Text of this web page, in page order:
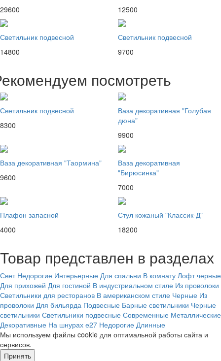
29600
12500
Светильник подвесной
14800
Светильник подвесной
9700
посмотреть
Светильник подвесной
8300
Ваза декоративная "Голубая
дюна"
9900
Ваза декоративная "Таормина"
9600
Ваза декоративная
"Бирюсинка"
7000
Плафон запасной
4000
Стул кожаный "Классик-Д"
18200
Товар представлен в разделах
Свет Недорогие Интерьерные Для спальни В комнату Лофт черные
Для прихожей Для гостиной В индустриальном стиле Из проволоки
Светильники для ресторанов В американском стиле Черные Из
проволоки Для бильярда Подвесные Барные светильники Черные
светильники Светильники подвесные Современные Металлические
Декоративные На шнурах е27 Недорогие Длинные
Мы используем файлы cookie для оптимальной работы сайта и
сервисов.
Принять